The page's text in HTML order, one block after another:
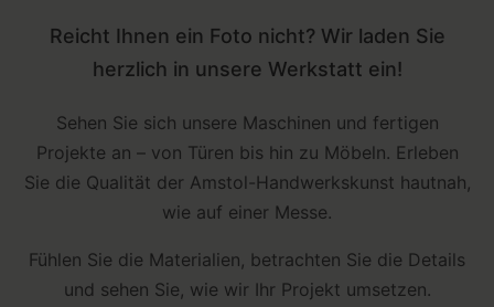
Reicht Ihnen ein Foto nicht? Wir laden Sie
herzlich in unsere Werkstatt ein!
Sehen Sie sich unsere Maschinen und fertigen
Projekte an – von Türen bis hin zu Möbeln. Erleben
Sie die Qualität der Amstol-Handwerkskunst hautnah,
wie auf einer Messe.
Fühlen Sie die Materialien, betrachten Sie die Details
und sehen Sie, wie wir Ihr Projekt umsetzen.